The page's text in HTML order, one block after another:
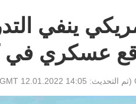
ينفي
عسكري في
(تم التحديث: 14:05 GMT 12.01.2022